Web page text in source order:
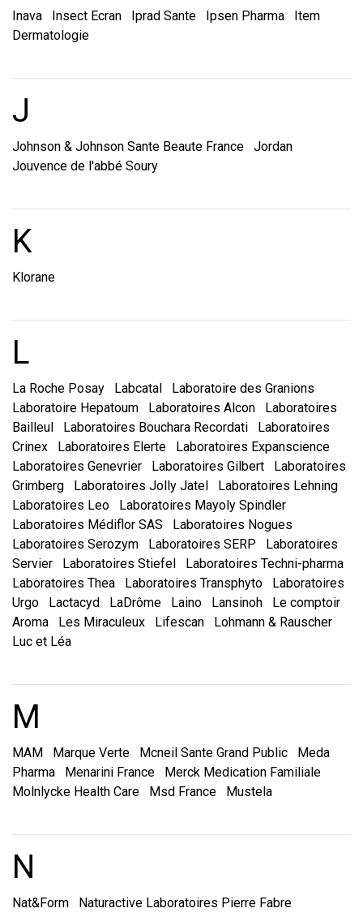
Inava Insect Ecran Iprad Sante Ipsen Pharma
Item
Dermatologie
Marques et
J
Johnson & Johnson Sante Beaute France
Jordan
Jouvence de l'abbé Soury
Marques et
K
Klorane
Marques et
L
La Roche Posay Labcatal
Laboratoire des Granions
Laboratoire Hepatoum
Laboratoires Alcon
Laboratoires
Bailleul
Laboratoires Bouchara Recordati
Laboratoires
Crinex
Laboratoires Elerte
Laboratoires Expanscience
Laboratoires Genevrier
Laboratoires Gilbert
Laboratoires
Grimberg
Laboratoires Jolly Jatel
Laboratoires Lehning
Laboratoires Leo
Laboratoires Mayoly Spindler
Laboratoires Médiflor SAS
Laboratoires Nogues
Laboratoires Serozym
Laboratoires SERP
Laboratoires
Servier
Laboratoires Stiefel
Laboratoires Techni-pharma
Laboratoires Thea
Laboratoires Transphyto
Laboratoires
Urgo
Lactacyd LaDrôme Laino Lansinoh
Le comptoir
Aroma
Les Miraculeux Lifescan
Lohmann & Rauscher
Luc et Léa
Marques et
M
MAM Marque Verte Mcneil Sante Grand Public
Meda
Pharma
Menarini France
Merck Medication Familiale
Molnlycke Health Care
Msd France Mustela
Marques et
N
Nat&Form
Naturactive Laboratoires Pierre Fabre